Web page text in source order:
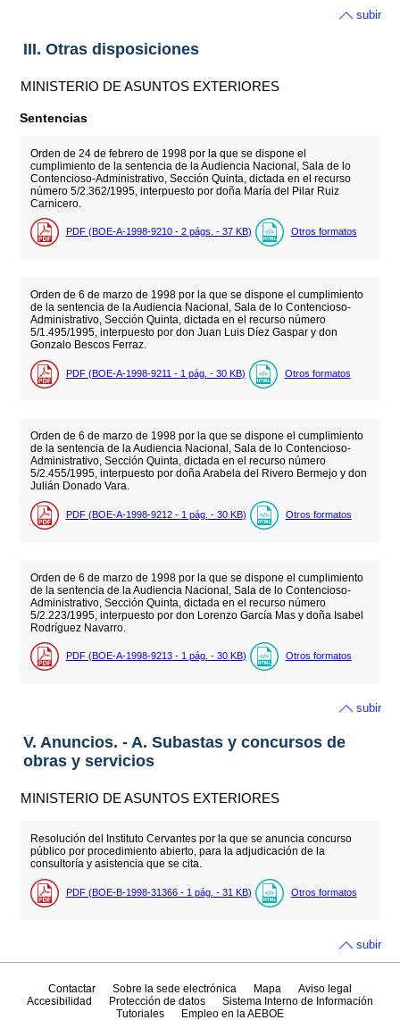
subir
III. Otras disposiciones
MINISTERIO DE ASUNTOS EXTERIORES
Sentencias
Orden de 24 de febrero de 1998 por la que se dispone el
cumplimiento de la sentencia de la Audiencia Nacional, Sala de lo
Contencioso-Administrativo, Sección Quinta, dictada en el recurso
número 5/2.362/1995, interpuesto por doña María del Pilar Ruiz
Carnicero.
PDF (BOE-A-1998-9210 - 2 págs. - 37 KB) Otros formatos
Orden de 6 de marzo de 1998 por la que se dispone el cumplimiento
de la sentencia de la Audiencia Nacional, Sala de lo Contencioso-
Administrativo, Sección Quinta, dictada en el recurso número
5/1.495/1995, interpuesto por don Juan Luis Díez Gaspar y don
Gonzalo Bescos Ferraz.
PDF (BOE-A-1998-9211 - 1 pág. - 30 KB) Otros formatos
Orden de 6 de marzo de 1998 por la que se dispone el cumplimiento
de la sentencia de la Audiencia Nacional, Sala de lo Contencioso-
Administrativo, Sección Quinta, dictada en el recurso número
5/2.455/1995, interpuesto por doña Arabela del Rivero Bermejo y don
Julián Donado Vara.
PDF (BOE-A-1998-9212 - 1 pág. - 30 KB) Otros formatos
Orden de 6 de marzo de 1998 por la que se dispone el cumplimiento
de la sentencia de la Audiencia Nacional, Sala de lo Contencioso-
Administrativo, Sección Quinta, dictada en el recurso número
5/2.223/1995, interpuesto por don Lorenzo García Mas y doña Isabel
Rodríguez Navarro.
PDF (BOE-A-1998-9213 - 1 pág. - 30 KB) Otros formatos
subir
V. Anuncios. - A. Subastas y concursos de
obras y servicios
MINISTERIO DE ASUNTOS EXTERIORES
Resolución del Instituto Cervantes por la que se anuncia concurso
público por procedimiento abierto, para la adjudicación de la
consultoría y asistencia que se cita.
PDF (BOE-B-1998-31366 - 1 pág. - 31 KB) Otros formatos
subir
Contactar Sobre la sede electrónica Mapa
Aviso legal
Accesibilidad
Protección de datos
Sistema Interno de Información
Tutoriales
Empleo en la AEBOE